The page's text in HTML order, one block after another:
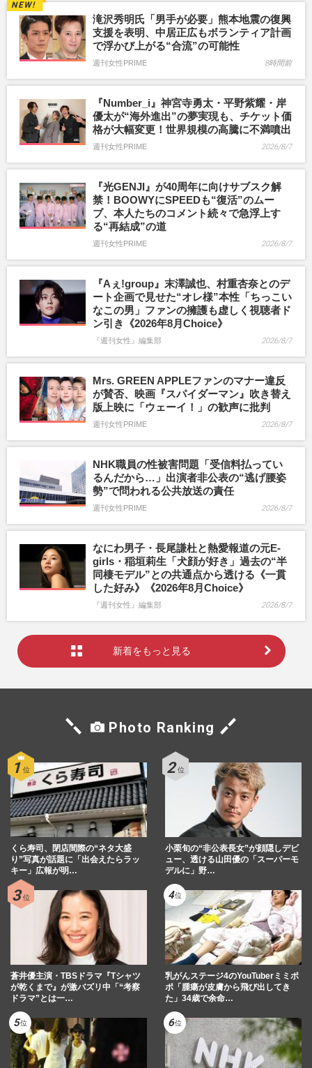
滝沢秀明氏「男手が必要」熊本地震の復興
支援を表明、中居正広もボランティア計画
で浮かび上がる“合流”の可能性
週刊女性PRIME 8時間前
『Number_i』神宮寺勇太・平野紫耀・岸
優太が“海外進出”の夢実現も、チケット価
格が大幅変更！世界規模の高騰に不満噴出
週刊女性PRIME 2026/8/7
『光GENJI』が40周年に向けサブスク解
禁！BOOWYにSPEEDも“復活”のムー
ブ、本人たちのコメント続々で急浮上す
る“再結成”の道
週刊女性PRIME 2026/8/7
『Aぇ!group』末澤誠也、村重杏奈とのデ
ート企画で見せた“オレ様”本性「ちっこい
なこの男」ファンの擁護も虚しく視聴者ド
ン引き《2026年8月Choice》
『週刊女性』編集部 2026/8/7
Mrs. GREEN APPLEファンのマナー違反
が賛否、映画『スパイダーマン』吹き替え
版上映に「ウェーイ！」の歓声に批判
週刊女性PRIME 2026/8/7
NHK職員の性被害問題「受信料払ってい
るんだから…」出演者非公表の“逃げ腰姿
勢”で問われる公共放送の責任
週刊女性PRIME 2026/8/7
なにわ男子・長尾謙杜と熱愛報道の元E-
girls・稲垣莉生「犬顔が好き」過去の“半
同棲モデル”との共通点から透ける《一貫
した好み》《2026年8月Choice》
『週刊女性』編集部 2026/8/7
新着をもっと見る
Photo Ranking
くら寿司、閉店間際の“ネタ大盛
り”写真が話題に「出会えたらラッ
キー」広報が明…
小栗旬の“非公表長女”が顔隠しデビ
ュー、透ける山田優の「スーパーモ
デルに」野…
蒼井優主演・TBSドラマ『Tシャツ
が乾くまで』が激バズリ中「“考察
ドラマ”とは一…
乳がんステージ4のYouTuberミミポ
ポ「腫瘍が皮膚から飛び出してき
た」34歳で余命…